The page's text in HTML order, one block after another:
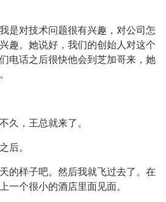
是对技术问题很有兴趣，对公司怎
趣。她说好，我们的创始人对这个
电话之后很快他会到芝加哥来，她
久，王总就来了。
后。
的样子吧。然后我就飞过去了。在
一个很小的酒店里面见面。